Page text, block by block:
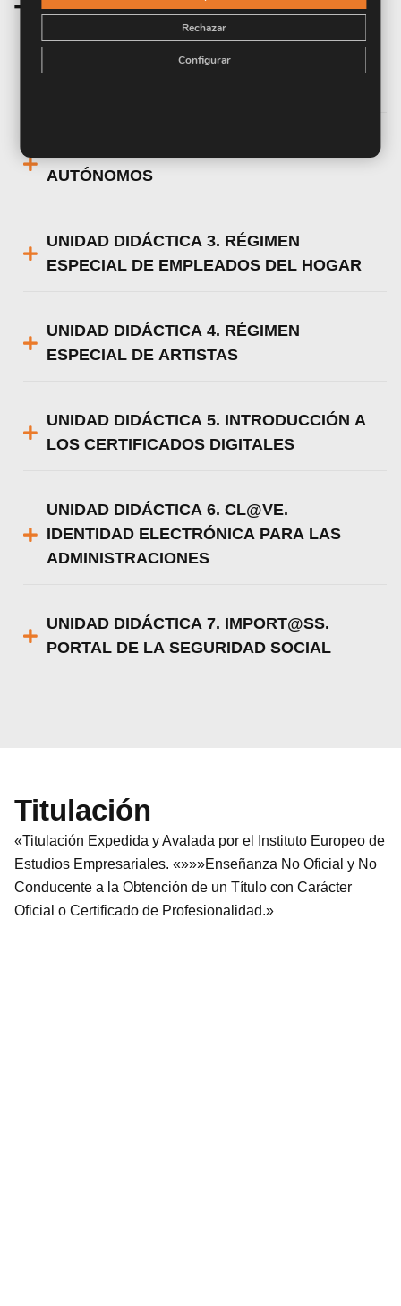
Temario de la materia
UNIDAD DIDÁCTICA 1. LA GESTIÓN
AUTÓNOMOS
UNIDAD DIDÁCTICA 3. RÉGIMEN
ESPECIAL DE EMPLEADOS DEL HOGAR
UNIDAD DIDÁCTICA 4. RÉGIMEN
ESPECIAL DE ARTISTAS
UNIDAD DIDÁCTICA 5. INTRODUCCIÓN A
LOS CERTIFICADOS DIGITALES
UNIDAD DIDÁCTICA 6. CL@VE.
IDENTIDAD ELECTRÓNICA PARA LAS
ADMINISTRACIONES
UNIDAD DIDÁCTICA 7. IMPORT@SS.
PORTAL DE LA SEGURIDAD SOCIAL
Titulación
«Titulación Expedida y Avalada por el Instituto Europeo de
Estudios Empresariales. «»»»Enseñanza No Oficial y No
Conducente a la Obtención de un Título con Carácter
Oficial o Certificado de Profesionalidad.»
Rechazar
Configurar